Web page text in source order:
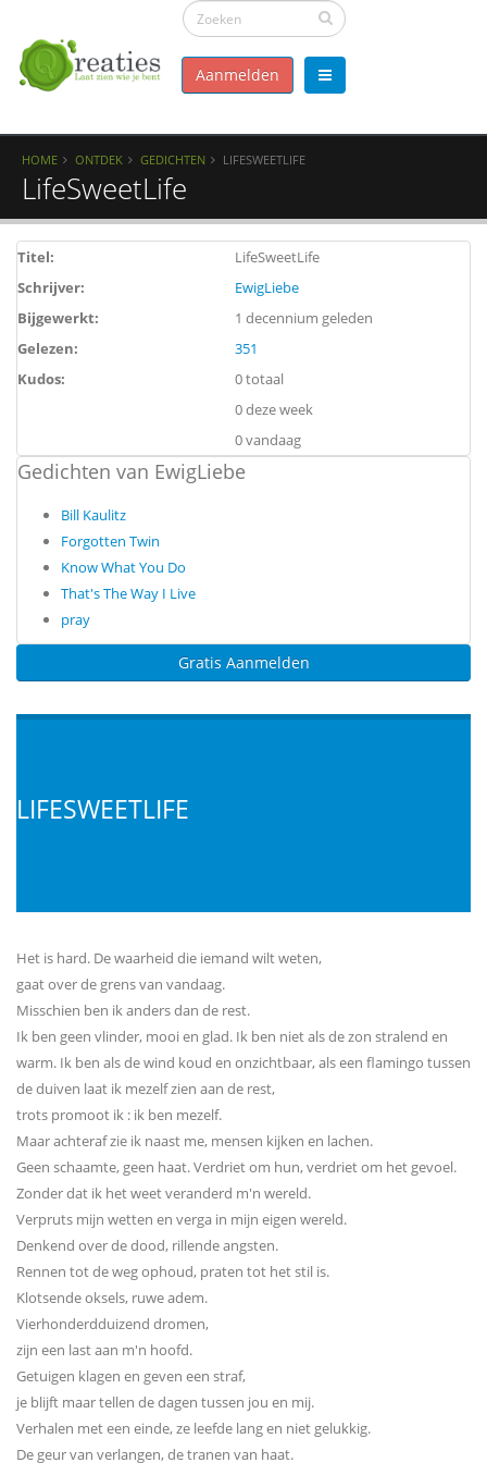
Aanmelden
HOME ONTDEK GEDICHTEN LIFESWEETLIFE
LifeSweetLife
Titel:
LifeSweetLife
Schrijver:
EwigLiebe
Bijgewerkt:
1 decennium geleden
Gelezen:
351
Kudos:
0 totaal
0 deze week
0 vandaag
Gedichten van EwigLiebe
Bill Kaulitz
Forgotten Twin
Know What You Do
That's The Way I Live
pray
Gratis Aanmelden
LIFESWEETLIFE
Het is hard. De waarheid die iemand wilt weten,
gaat over de grens van vandaag.
Misschien ben ik anders dan de rest.
Ik ben geen vlinder, mooi en glad. Ik ben niet als de zon stralend en
warm. Ik ben als de wind koud en onzichtbaar, als een flamingo tussen
de duiven laat ik mezelf zien aan de rest,
trots promoot ik : ik ben mezelf.
Maar achteraf zie ik naast me, mensen kijken en lachen.
Geen schaamte, geen haat. Verdriet om hun, verdriet om het gevoel.
Zonder dat ik het weet veranderd m'n wereld.
Verpruts mijn wetten en verga in mijn eigen wereld.
Denkend over de dood, rillende angsten.
Rennen tot de weg ophoud, praten tot het stil is.
Klotsende oksels, ruwe adem.
Vierhonderdduizend dromen,
zijn een last aan m'n hoofd.
Getuigen klagen en geven een straf,
je blijft maar tellen de dagen tussen jou en mij.
Verhalen met een einde, ze leefde lang en niet gelukkig.
De geur van verlangen, de tranen van haat.